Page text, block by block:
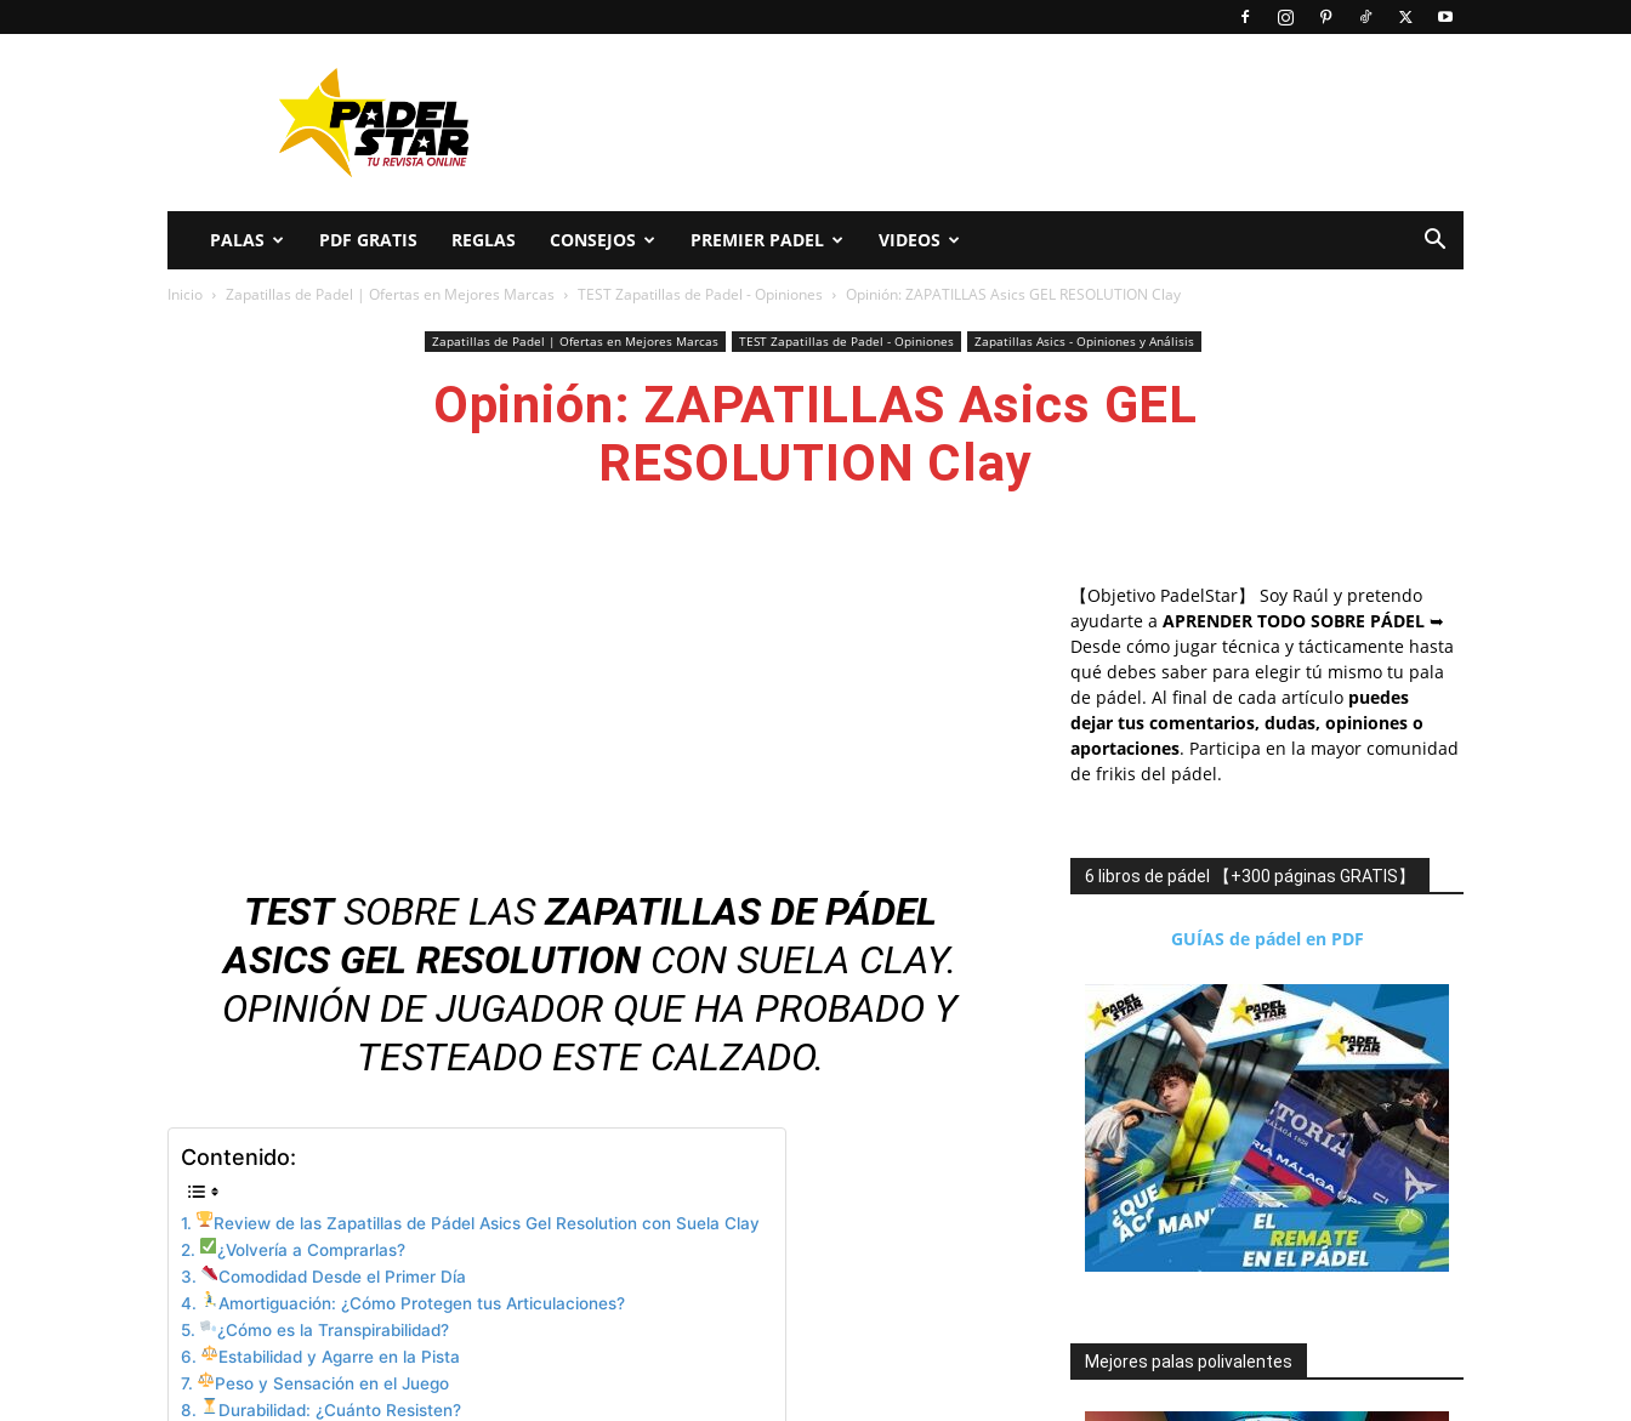
PADELSTAR
PALAS PDF GRATIS REGLAS CONSEJOS PREMIER PADEL VIDEOS
Inicio Zapatillas de Padel | Ofertas en Mejores Marcas TEST Zapatillas de Padel - Opiniones Opinión: ZAPATILLAS Asics GEL RESOLUTION Clay
Zapatillas de Padel | Ofertas en Mejores Marcas TEST Zapatillas de Padel - Opiniones Zapatillas Asics - Opiniones y Análisis
Opinión: ZAPATILLAS Asics GEL
RESOLUTION Clay
TESTSOBRE LASZAPATILLAS DE PÁDEL
ASICS GEL RESOLUTION CON SUELA CLAY.
OPINIÓN DE JUGADOR QUE HA PROBADO Y
TESTEADO ESTE CALZADO.
Contenido:
Review de las Zapatillas de Pádel Asics Gel Resolution con Suela Clay
¿Volvería a Comprarlas?
Comodidad Desde el Primer Día
Amortiguación: ¿Cómo Protegen tus Articulaciones?
¿Cómo es la Transpirabilidad?
Estabilidad y Agarre en la Pista
Peso y Sensación en el Juego
Durabilidad: ¿Cuánto Resisten?
【Objetivo PadelStar】 Soy Raúl y pretendo
ayudarte a APRENDER TODO SOBRE PÁDEL ➥
Desde cómo jugar técnica y tácticamente hasta
qué debes saber para elegir tú mismo tu pala
de pádel. Al final de cada artículo puedes
dejar tus comentarios, dudas, opiniones o
aportaciones. Participa en la mayor comunidad
de frikis del pádel.
6 libros de pádel 【+300 páginas GRATIS】
GUÍAS de pádel en PDF
Mejores palas polivalentes